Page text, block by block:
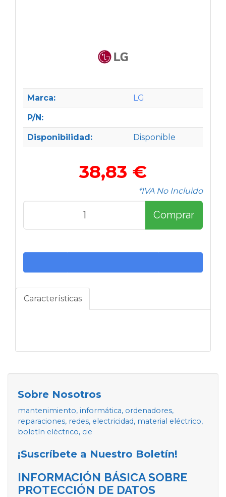
Marca: LG
P/N:
Disponibilidad: Disponible
38,83 €
*IVA No Incluido
Comprar
Características
Sobre Nosotros
mantenimiento, informática, ordenadores,
reparaciones, redes, electricidad, material eléctrico,
boletín eléctrico, cie
¡Suscríbete a Nuestro Boletín!
INFORMACIÓN BÁSICA SOBRE
PROTECCIÓN DE DATOS